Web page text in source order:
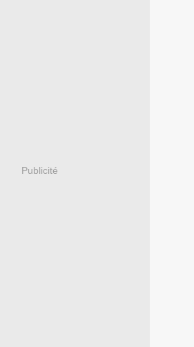
Publicité